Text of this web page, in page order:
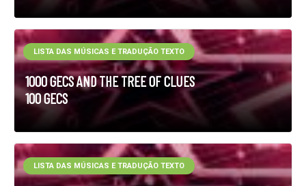
1000 GECS AND THE TREE OF CLUES
100 GECS
LISTA DAS MÚSICAS E TRADUÇÃO TEXTO
LISTA DAS MÚSICAS E TRADUÇÃO TEXTO